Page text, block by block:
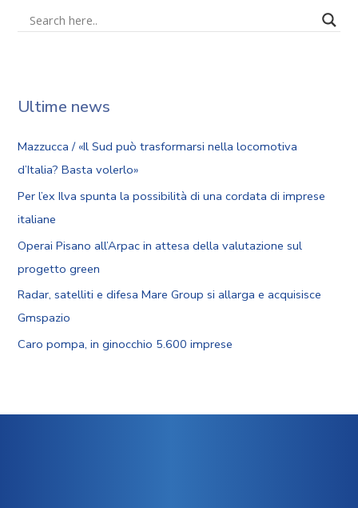
Ultime news
Mazzucca / «Il Sud può trasformarsi nella locomotiva
d’Italia? Basta volerlo»
Per l’ex Ilva spunta la possibilità di una cordata di imprese
italiane
Operai Pisano all’Arpac in attesa della valutazione sul
progetto green
Radar, satelliti e difesa Mare Group si allarga e acquisisce
Gmspazio
Caro pompa, in ginocchio 5.600 imprese